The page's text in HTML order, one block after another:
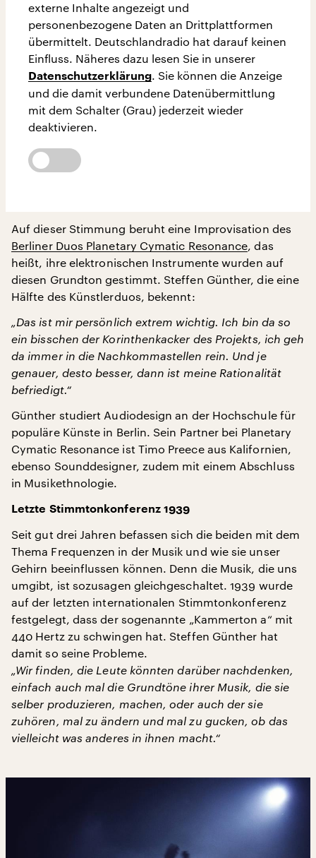
externe Inhalte angezeigt und
personenbezogene Daten an Drittplattformen
übermittelt. Deutschlandradio hat darauf keinen
Einfluss. Näheres dazu lesen Sie in unserer
Datenschutzerklärung. Sie können die Anzeige
und die damit verbundene Datenübermittlung
mit dem Schalter (Grau) jederzeit wieder
deaktivieren.
Auf dieser Stimmung beruht eine Improvisation des
Berliner Duos Planetary Cymatic Resonance, das
heißt, ihre elektronischen Instrumente wurden auf
diesen Grundton gestimmt. Steffen Günther, die eine
Hälfte des Künstlerduos, bekennt:
„Das ist mir persönlich extrem wichtig. Ich bin da so
ein bisschen der Korinthenkacker des Projekts, ich geh
da immer in die Nachkommastellen rein. Und je
genauer, desto besser, dann ist meine Rationalität
befriedigt.“
Günther studiert Audiodesign an der Hochschule für
populäre Künste in Berlin. Sein Partner bei Planetary
Cymatic Resonance ist Timo Preece aus Kalifornien,
ebenso Sounddesigner, zudem mit einem Abschluss
in Musikethnologie.
Letzte Stimmtonkonferenz 1939
Seit gut drei Jahren befassen sich die beiden mit dem
Thema Frequenzen in der Musik und wie sie unser
Gehirn beeinflussen können. Denn die Musik, die uns
umgibt, ist sozusagen gleichgeschaltet. 1939 wurde
auf der letzten internationalen Stimmtonkonferenz
festgelegt, dass der sogenannte „Kammerton a“ mit
440 Hertz zu schwingen hat. Steffen Günther hat
damit so seine Probleme.
„Wir finden, die Leute könnten darüber nachdenken,
einfach auch mal die Grundtöne ihrer Musik, die sie
selber produzieren, machen, oder auch der sie
zuhören, mal zu ändern und mal zu gucken, ob das
vielleicht was anderes in ihnen macht.“